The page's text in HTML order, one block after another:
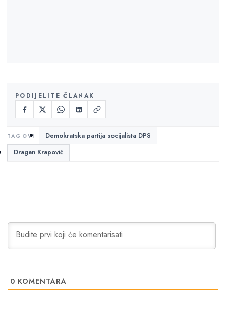
PODIJELITE ČLANAK
Demokratska partija socijalista DPS
Dragan Krapović
0 KOMENTARA